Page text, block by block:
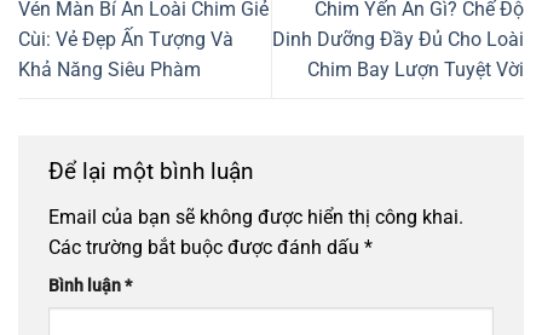
Vén Màn Bí Ẩn Loài Chim Giẻ
Cùi: Vẻ Đẹp Ấn Tượng Và
Khả Năng Siêu Phàm
Chim Yến Ăn Gì? Chế Độ
Dinh Dưỡng Đầy Đủ Cho Loài
Chim Bay Lượn Tuyệt Vời
Để lại một bình luận
Email của bạn sẽ không được hiển thị công khai.
Các trường bắt buộc được đánh dấu *
Bình luận*